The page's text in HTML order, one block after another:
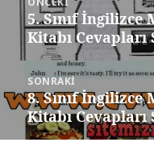
gezinmesi
Önceki
yazı:
5. Sınıf İngilizce
Kitabı Cevapları
SONRAKI
Sonraki
yazı:
8. Sınıf İngilizce
Kitabı Cevapları